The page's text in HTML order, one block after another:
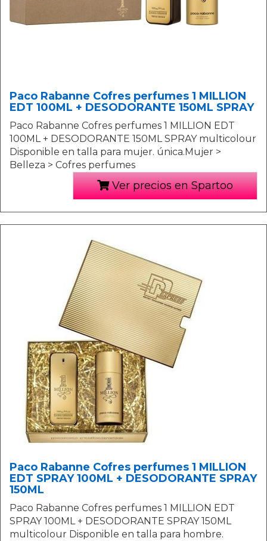
Paco Rabanne Cofres perfumes 1 MILLION
EDT 100ML + DESODORANTE 150ML SPRAY
Paco Rabanne Cofres perfumes 1 MILLION EDT
100ML + DESODORANTE 150ML SPRAY multicolour
Disponible en talla para mujer. única.Mujer >
Belleza > Cofres perfumes
Ver precios en Spartoo
Paco Rabanne Cofres perfumes 1 MILLION
EDT SPRAY 100ML + DESODORANTE SPRAY
150ML
Paco Rabanne Cofres perfumes 1 MILLION EDT
SPRAY 100ML + DESODORANTE SPRAY 150ML
multicolour Disponible en talla para hombre.